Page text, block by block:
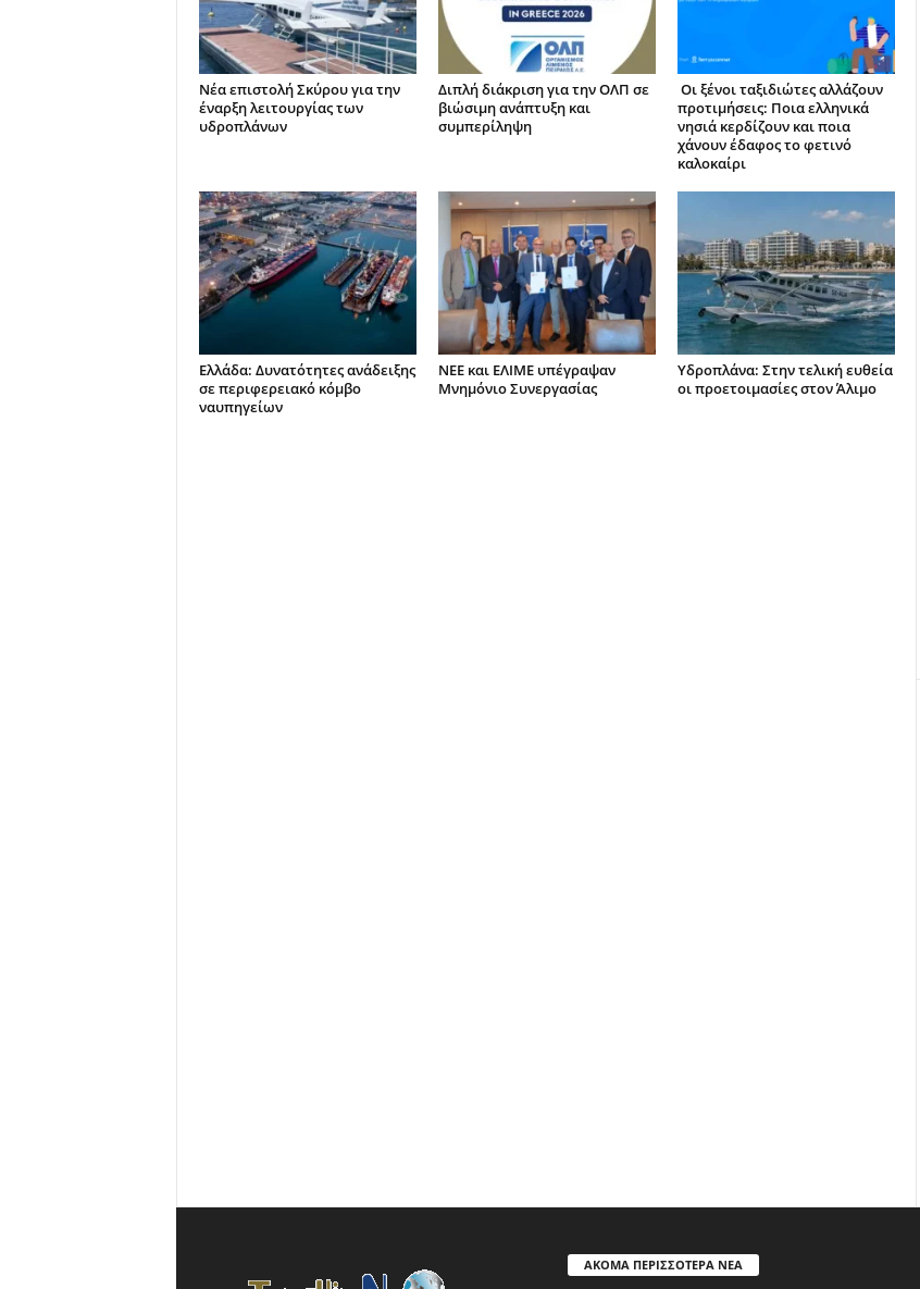
Νέα επιστολή Σκύρου για την
έναρξη λειτουργίας των
υδροπλάνων
Διπλή διάκριση για την ΟΛΠ σε
βιώσιμη ανάπτυξη και
συμπερίληψη
Οι ξένοι ταξιδιώτες αλλάζουν
προτιμήσεις: Ποια ελληνικά
νησιά κερδίζουν και ποια
χάνουν έδαφος το φετινό
καλοκαίρι
Ελλάδα: Δυνατότητες ανάδειξης
σε περιφερειακό κόμβο
ναυπηγείων
ΝΕΕ και ΕΛΙΜΕ υπέγραψαν
Μνημόνιο Συνεργασίας
Υδροπλάνα: Στην τελική ευθεία
οι προετοιμασίες στον Άλιμο
ΑΚΟΜΑ ΠΕΡΙΣΣΟΤΕΡΑ ΝΕΑ